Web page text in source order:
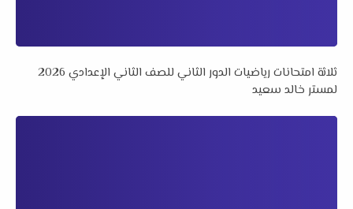
ثلاثة امتحانات رياضيات الدور الثاني للصف الثاني الإعدادي 2026
لمستر خالد سعيد